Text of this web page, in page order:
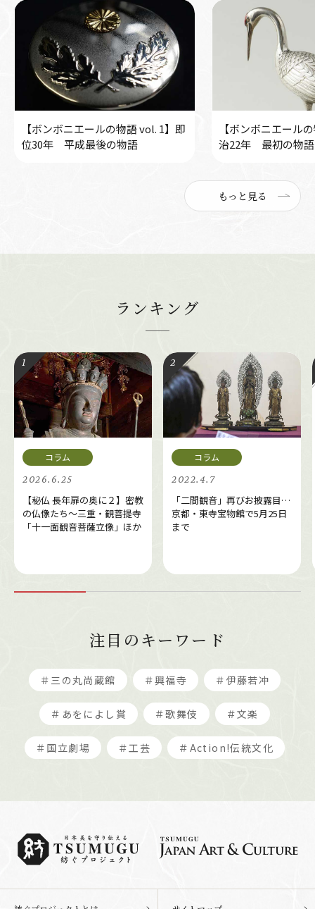
【ボンボニエールの物語 vol. 1】即
位30年 平成最後の物語
【ボンボニエール
治22年 最初の物語
もっと見る
ランキング
2026.6.25
【秘仏 長年扉の奥に２】密教
の仏像たち～三重・観菩提寺
「十一面観音菩薩立像」ほか
2022.4.7
「二間観音」再びお披露目…
京都・東寺宝物館で5月25日
まで
注目のキーワード
＃三の丸尚蔵館 ＃興福寺 ＃伊藤若冲
＃あをによし賞 ＃歌舞伎 ＃文楽
＃国立劇場 ＃工芸 ＃Action!伝統文化